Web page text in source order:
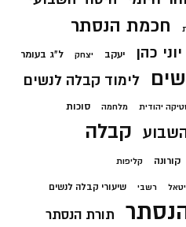
חכמת הנסתר
יוני כהן יעקב יצחק ל"ג בעומר
לימוד קבלה לנשים
יהודית מלחמה סוכות
קבלה
קורונה קליפות
רשבי שיעורי קבלה לנשים
תורת הנסתר